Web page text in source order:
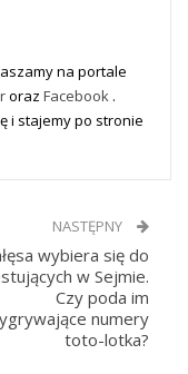
na portale
oraz Facebook .
i stajemy po stronie
NASTĘPNY
wybiera się do
w Sejmie.
Czy poda im
numery
toto-lotka?